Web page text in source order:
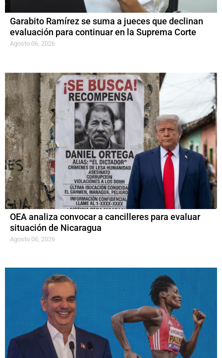
Garabito Ramírez se suma a jueces que declinan
evaluación para continuar en la Suprema Corte
Agosto 06, 2026
OEA analiza convocar a cancilleres para evaluar
situación de Nicaragua
Agosto 06, 2026